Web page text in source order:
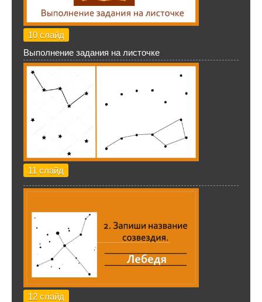
10 слайд
Выполнение задания на листочке
11 слайд
12 слайд